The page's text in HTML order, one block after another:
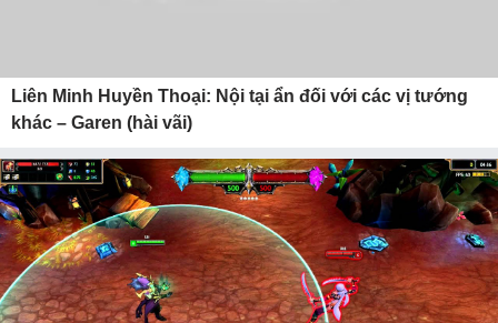
Liên Minh Huyền Thoại: Nội tại ẩn đối với các vị tướng
khác – Garen (hài vãi)